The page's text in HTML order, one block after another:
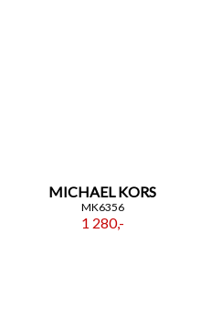
MICHAEL KORS
MK6356
1 280,-